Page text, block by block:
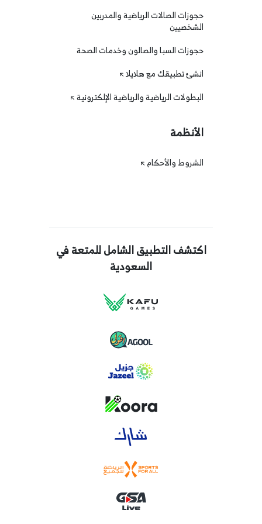
حجوزات الصالات الرياضية والمدربين
الشخصيين
حجوزات السبا والصالون وخدمات الصحة
انشئ تطبيقك مع هلايلا
البطولات الرياضية والرياضية الإلكترونية
الأنظمة
الشروط والأحكام
اكتشف التطبيق الشامل للمتعة في
السعودية